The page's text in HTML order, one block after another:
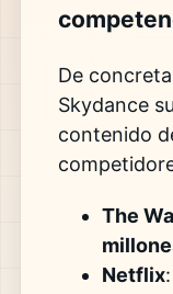
De
Skydance
contenido
The
Netflix: